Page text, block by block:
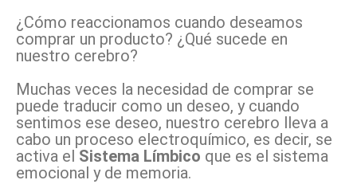
¿Cómo reaccionamos cuando deseamos
comprar un producto? ¿Qué sucede en
nuestro cerebro?
Muchas veces la necesidad de comprar se
puede traducir como un deseo, y cuando
sentimos ese deseo, nuestro cerebro lleva a
cabo un proceso electroquímico, es decir, se
activa el Sistema Límbico que es el sistema
emocional y de memoria.